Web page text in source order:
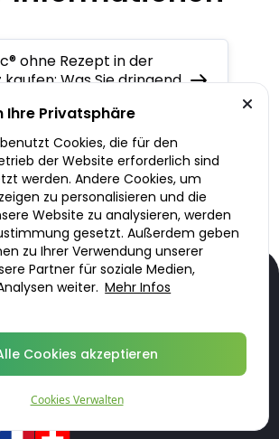
ohne Rezept in der
kaufen: Was Sie dringend
mellitus Typ 2
Ursachen, Symptome,
und Behandlung
Unser Service
Über DoktorABC
Ihre Privatsphäre
Cookies, die für den
der Website erforderlich sind
werden. Andere Cookies, um
zu personalisieren und die
Website zu analysieren, werden
gesetzt. Außerdem geben
zu Ihrer Verwendung unserer
Partner für soziale Medien,
weiter. Mehr Infos
Cookies akzeptieren
Cookies Verwalten